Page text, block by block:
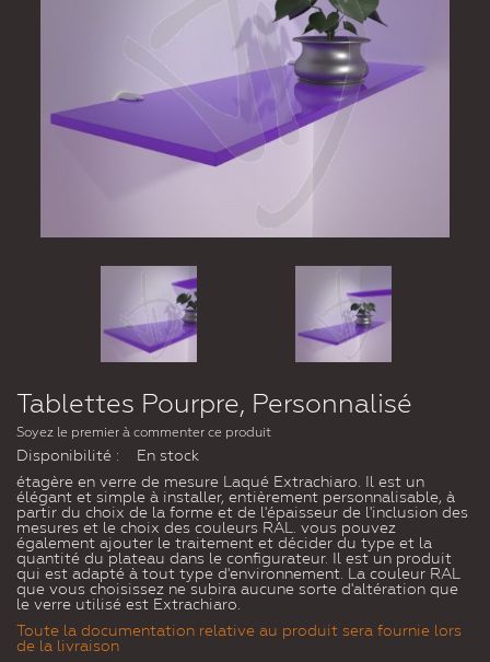
Tablettes Pourpre, Personnalisé
Soyez le premier à commenter ce produit
Disponibilité :
En stock
étagère en verre de mesure Laqué Extrachiaro. Il est un
élégant et simple à installer, entièrement personnalisable, à
partir du choix de la forme et de l'épaisseur de l'inclusion des
mesures et le choix des couleurs RAL. vous pouvez
également ajouter le traitement et décider du type et la
quantité du plateau dans le configurateur. Il est un produit
qui est adapté à tout type d'environnement. La couleur RAL
que vous choisissez ne subira aucune sorte d'altération que
le verre utilisé est Extrachiaro.
Toute la documentation relative au produit sera fournie lors
de la livraison